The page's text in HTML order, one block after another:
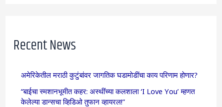
Recent News
अमेरिकेतील मराठी कुटुंबांवर जागतिक घडामोडींचा काय परिणाम होणार?
“बाईचा स्मशानभूमीत कहर: अस्थींच्या कलशाला ‘I Love You’ म्हणत
केलेल्या डान्सचा व्हिडिओ तुफान व्हायरल!”